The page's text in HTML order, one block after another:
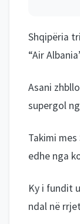
Shqipëria
“Air
Asani
supergol
Takimi
edhe nga
Ky i fundit
ndal në